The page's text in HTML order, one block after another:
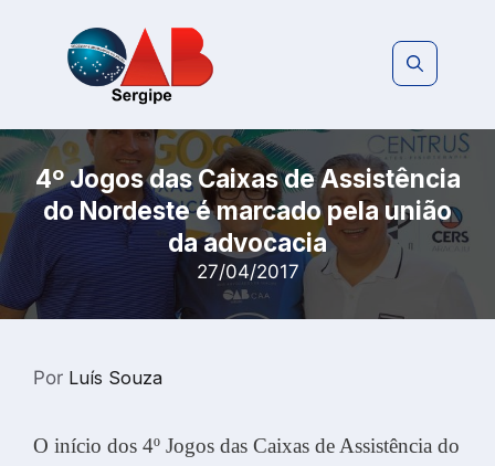
4º Jogos das Caixas de Assistência
do Nordeste é marcado pela união
da advocacia
27/04/2017
Por Luís Souza
O início dos 4º Jogos das Caixas de Assistência do